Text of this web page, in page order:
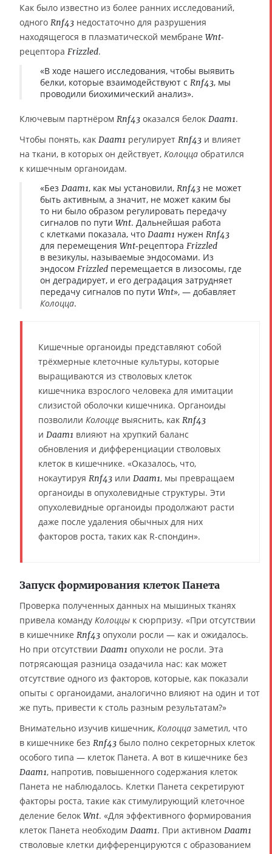
Как было известно из более ранних исследований,
одного Rnf43 недостаточно для разрушения
находящегося в плазматической мембране Wnt-
рецептора Frizzled.
«В ходе нашего исследования, чтобы выявить
белки, которые взаимодействуют с Rnf43, мы
проводили биохимический анализ».
Ключевым партнёром Rnf43 оказался белок Daam1.
Чтобы понять, как Daam1 регулирует Rnf43 и влияет
на ткани, в которых он действует, Колоцца обратился
к кишечным органоидам.
«Без Daam1, как мы установили, Rnf43 не может
быть активным, а значит, не может каким бы
то ни было образом регулировать передачу
сигналов по пути Wnt. Дальнейшая работа
с клетками показала, что Daam1 нужен Rnf43
для перемещения Wnt-рецептора Frizzled
в везикулы, называемые эндосомами. Из
эндосом Frizzled перемещается в лизосомы, где
он деградирует, и его деградация затрудняет
передачу сигналов по пути Wnt», — добавляет
Колоцца.
Кишечные органоиды представляют собой
трёхмерные клеточные культуры, которые
выращиваются из стволовых клеток
кишечника взрослого человека для имитации
слизистой оболочки кишечника. Органоиды
позволили Колоцце выяснить, как Rnf43
и Daam1 влияют на хрупкий баланс
обновления и дифференциации стволовых
клеток в кишечнике. «Оказалось, что,
нокаутируя Rnf43 или Daam1, мы превращаем
органоиды в опухолевидные структуры. Эти
опухолевидные органоиды продолжают расти
даже после удаления обычных для них
факторов роста, таких как R-спондин».
Запуск формирования клеток Панета
Проверка полученных данных на мышиных тканях
привела команду Колоццы к сюрпризу. «При отсутствии
в кишечнике Rnf43 опухоли росли — как и ожидалось.
Но при отсутствии Daam1 опухоли не росли. Эта
потрясающая разница озадачила нас: как может
отсутствие одного из факторов, которые, как показали
опыты с органоидами, аналогично влияют на один и тот
же путь, привести к столь разным результатам?»
Внимательно изучив кишечник, Колоцца заметил, что
в кишечнике без Rnf43 было полно секреторных клеток
особого типа — клеток Панета. А вот в кишечнике без
Daam1, напротив, повышенного содержания клеток
Панета не наблюдалось. Клетки Панета секретируют
факторы роста, такие как стимулирующий клеточное
деление белок Wnt. «Для эффективного формирования
клеток Панета необходим Daam1. При активном Daam1
стволовые клетки дифференцируются с образованием